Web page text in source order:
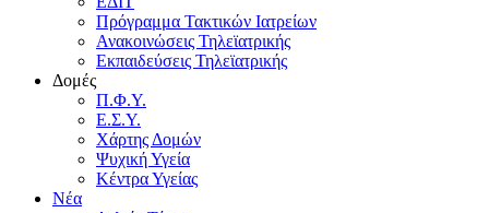
Πρόγραμμα Τακτικών Ιατρείων
Ανακοινώσεις Τηλεϊατρικής
Εκπαιδεύσεις Τηλεϊατρικής
Δομές
Π.Φ.Υ.
Ε.Σ.Υ.
Χάρτης Δομών
Ψυχική Υγεία
Κέντρα Υγείας
Νέα